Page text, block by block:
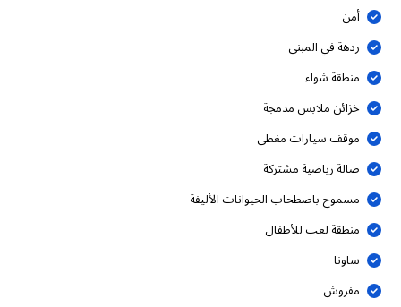
أمن
ردهة في المبنى
منطقة شواء
خزائن ملابس مدمجة
موقف سيارات مغطى
صالة رياضية مشتركة
مسموح باصطحاب الحيوانات الأليفة
منطقة لعب للأطفال
ساونا
مفروش